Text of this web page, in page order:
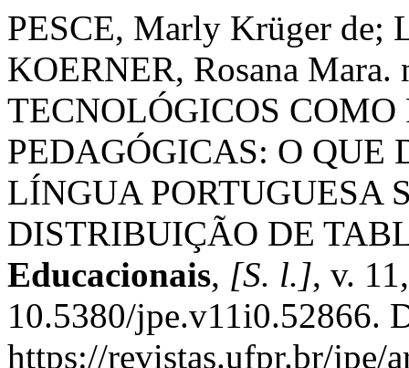
PESCE, Marly Krüger de;
KOERNER, Rosana Mara.
TECNOLÓGICOS
PEDAGÓGICAS: O QUE
LÍNGUA PORTUGUESA
DISTRIBUIÇÃO DE
Educacionais, [S. l.], v.
10.5380/jpe.v11i0.52866.
https://revistas.ufpr.br/jpe/